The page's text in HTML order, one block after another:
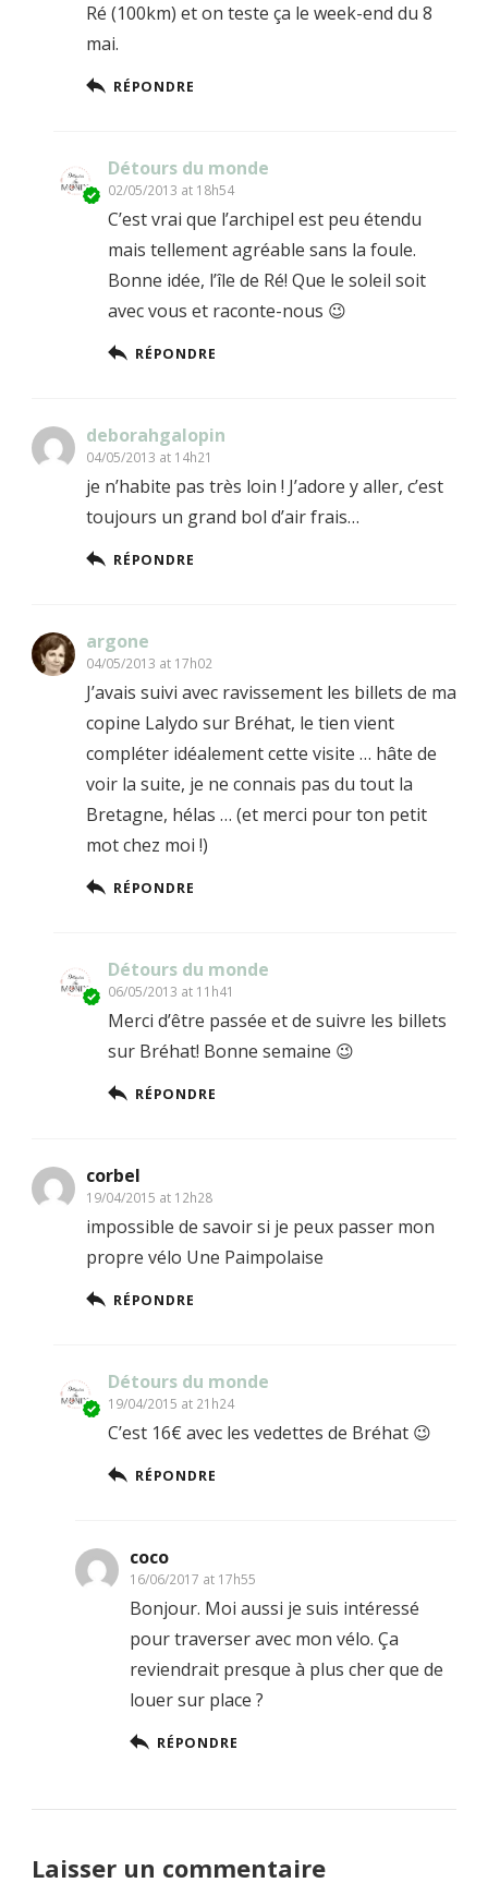
Ré (100km) et on teste ça le week-end du 8
mai.
RÉPONDRE
Détours du monde
02/05/2013 at 18h54
C’est vrai que l’archipel est peu étendu
mais tellement agréable sans la foule.
Bonne idée, l’île de Ré! Que le soleil soit
avec vous et raconte-nous 😉
RÉPONDRE
deborahgalopin
04/05/2013 at 14h21
je n’habite pas très loin ! J’adore y aller, c’est
toujours un grand bol d’air frais…
RÉPONDRE
argone
04/05/2013 at 17h02
J’avais suivi avec ravissement les billets de ma
copine Lalydo sur Bréhat, le tien vient
compléter idéalement cette visite … hâte de
voir la suite, je ne connais pas du tout la
Bretagne, hélas … (et merci pour ton petit
mot chez moi !)
RÉPONDRE
Détours du monde
06/05/2013 at 11h41
Merci d’être passée et de suivre les billets
sur Bréhat! Bonne semaine 😉
RÉPONDRE
corbel
19/04/2015 at 12h28
impossible de savoir si je peux passer mon
propre vélo Une Paimpolaise
RÉPONDRE
Détours du monde
19/04/2015 at 21h24
C’est 16€ avec les vedettes de Bréhat 😉
RÉPONDRE
coco
16/06/2017 at 17h55
Bonjour. Moi aussi je suis intéressé
pour traverser avec mon vélo. Ça
reviendrait presque à plus cher que de
louer sur place ?
RÉPONDRE
Laisser un commentaire